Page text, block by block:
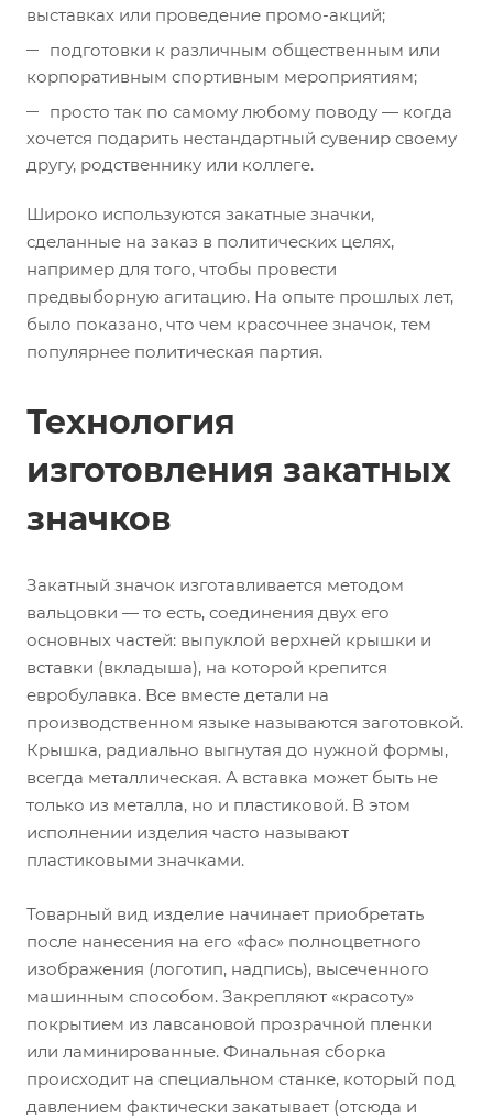
выставках или проведение промо-акций;
подготовки к различным общественным или
корпоративным спортивным мероприятиям;
просто так по самому любому поводу — когда
хочется подарить нестандартный сувенир своему
другу, родственнику или коллеге.
Широко используются закатные значки,
сделанные на заказ в политических целях,
например для того, чтобы провести
предвыборную агитацию. На опыте прошлых лет,
было показано, что чем красочнее значок, тем
популярнее политическая партия.
Технология
изготовления закатных
значков
Закатный значок изготавливается методом
вальцовки — то есть, соединения двух его
основных частей: выпуклой верхней крышки и
вставки (вкладыша), на которой крепится
евробулавка. Все вместе детали на
производственном языке называются заготовкой.
Крышка, радиально выгнутая до нужной формы,
всегда металлическая. А вставка может быть не
только из металла, но и пластиковой. В этом
исполнении изделия часто называют
пластиковыми значками.
Товарный вид изделие начинает приобретать
после нанесения на его «фас» полноцветного
изображения (логотип, надпись), высеченного
машинным способом. Закрепляют «красоту»
покрытием из лавсановой прозрачной пленки
или ламинированные. Финальная сборка
происходит на специальном станке, который под
давлением фактически закатывает (отсюда и